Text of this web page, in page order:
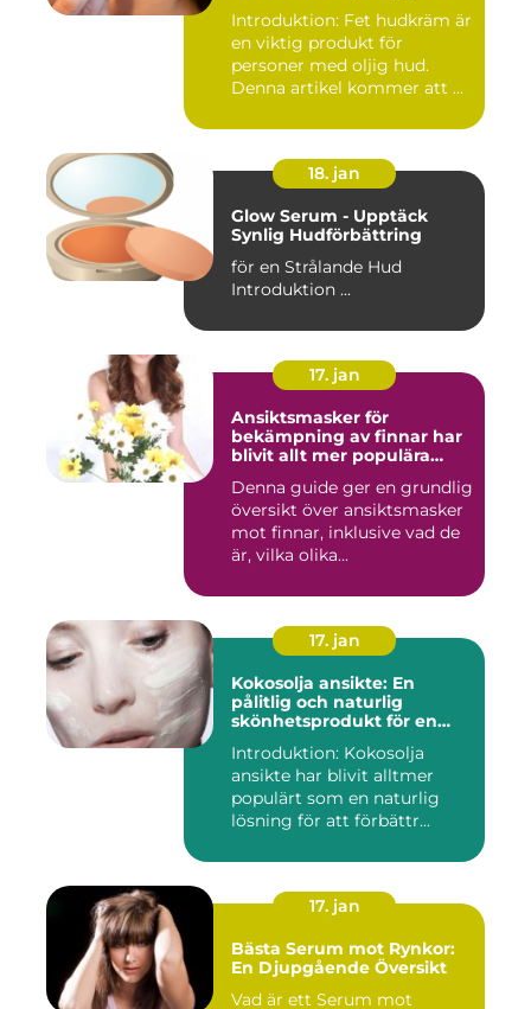
Introduktion: Fet hudkräm är
en viktig produkt för
personer med oljig hud.
Denna artikel kommer att ...
18. jan
Glow Serum - Upptäck
Synlig Hudförbättring
för en Strålande Hud
Introduktion ...
17. jan
Ansiktsmasker för
bekämpning av finnar har
blivit allt mer populära
Denna guide ger en grundlig
översikt över ansiktsmasker
mot finnar, inklusive vad de
är, vilka olika...
17. jan
Kokosolja ansikte: En
pålitlig och naturlig
skönhetsprodukt för en
Introduktion: Kokosolja
ansikte har blivit alltmer
populärt som en naturlig
lösning för att förbättr...
17. jan
Bästa Serum mot Rynkor:
En Djupgående Översikt
Vad är ett Serum mot